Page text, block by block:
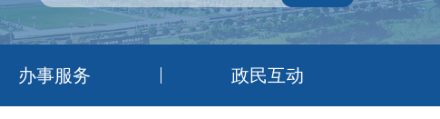
办事服务 政民互动